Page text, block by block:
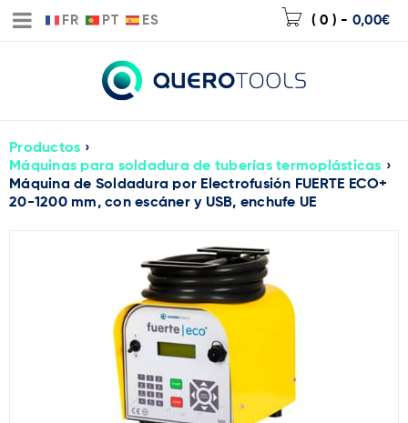
FR PT ES ( 0 ) - 0,00€
Productos ›
Máquinas para soldadura de tuberías termoplásticas ›
Máquina de Soldadura por Electrofusión FUERTE ECO+
20-1200 mm, con escáner y USB, enchufe UE